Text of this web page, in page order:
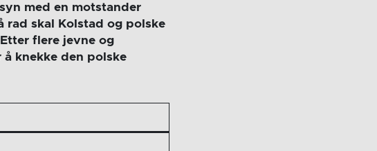
med en motstander
rad skal Kolstad og polske
flere jevne og
knekke den polske